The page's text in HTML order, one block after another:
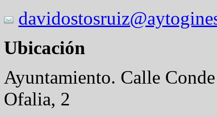
Ubicación
Ayuntamiento. Calle
Ofalia, 2